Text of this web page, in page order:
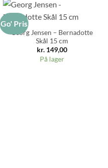
Go' Pris
Georg Jensen – Bernadotte
Skål 15 cm
kr.149,00
På lager